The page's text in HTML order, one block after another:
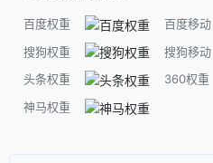
百度权重
百度移动
搜狗权重
搜狗移动
头条权重
360权重
神马权重